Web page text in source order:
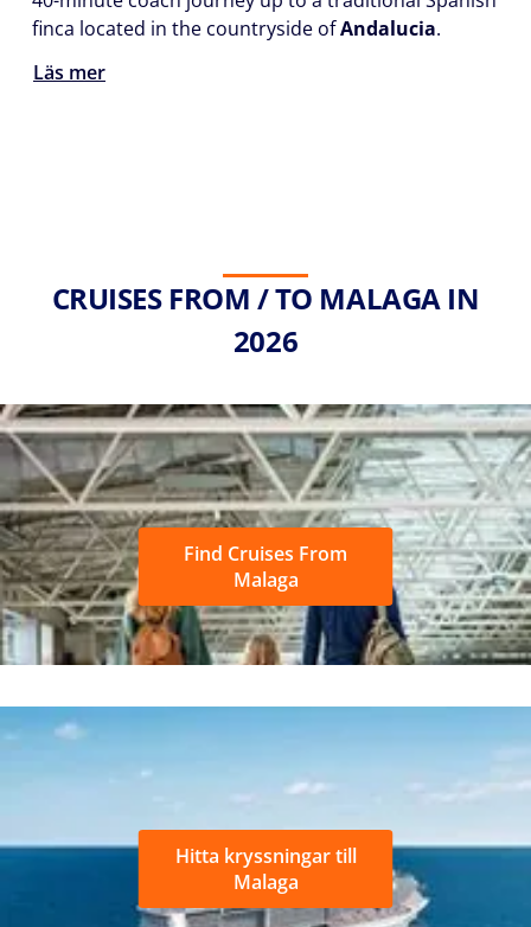
finca located in the countryside ofAndalucia.
Läs mer
CRUISES FROM / TO MALAGA IN
2026
Find Cruises From
Malaga
Hitta kryssningar till
Malaga